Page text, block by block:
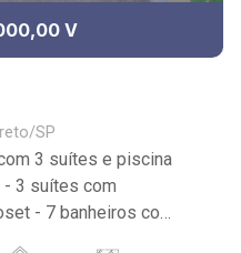
V
SP
3 suítes e piscina
- 3 suítes com
- 7 banheiros com